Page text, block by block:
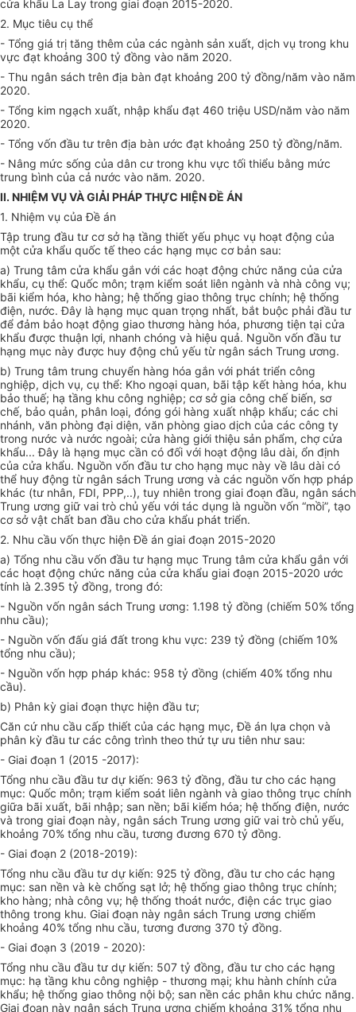
cửa khẩu La Lay trong giai đoạn 2015-2020.
2. Mục tiêu cụ thể
- Tổng giá trị tăng thêm của các ngành sản xuất, dịch vụ trong khu
vực đạt khoảng 300 tỷ đồng vào năm 2020.
- Thu ngân sách trên địa bàn đạt khoảng 200 tỷ đồng/năm vào năm
2020.
- Tổng kim ngạch xuất, nhập khẩu đạt 460 triệu USD/năm vào năm
2020.
- Tổng vốn đầu tư trên địa bàn ước đạt khoảng 250 tỷ đồng/năm.
- Nâng mức sống của dân cư trong khu vực tối thiểu bằng mức
trung bình của cả nước vào năm. 2020.
II. NHIỆM VỤ VÀ GIẢI PHÁP THỰC HIỆN ĐỀ ÁN
1. Nhiệm vụ củaĐề án
Tập trung đầu tư cơ sở hạ tầng thiết yếu phục vụ hoạt động của
một cửa khẩu quốc tế theo các hạng mục cơ bản sau:
a) Trung tâm cửa khẩu gắn với các hoạt động chức năng của cửa
khẩu, cụ thể: Quốc môn; trạm kiểm soát liên ngành và nhà công vụ;
bãi kiểm hóa, kho hàng; hệ thống giao thông trục chính; hệ thống
điện, nước. Đây là hạng mục quan trọng nhất, bắt buộc phải đầu tư
để đảm bảo hoạt động giao thương hàng hóa, phương tiện tại cửa
khẩu được thuận lợi, nhanh chóng và hiệu quả. Nguồn vốn đầu tư
hạng mục này được huy động chủ yếu từ ngân sách Trung ương.
b) Trung tâm trung chuyển hàng hóa gắn với phát triển công
nghiệp, dịch vụ, cụ thể: Kho ngoại quan, bãi tập kết hàng hóa, khu
bảo thuế; hạ tầng khu công nghiệp; cơ sởgia công chế biến, sơ
chế, bảo quản, phân loại, đóng gói hàng xuất nhập khẩu; các chi
nhánh, văn phòng đại diện, văn phòng giao dịch của các công ty
trong nước và nước ngoài; cửa hàng giới thiệu sản phẩm, chợ cửa
khẩu... Đây là hạng mục cần có đối với hoạt động lâu dài, ổn định
của cửa khẩu. Nguồn vốn đầu tư cho hạng mục này về lâu dài có
thể huy động từ ngân sách Trung ương và các nguồn vốn hợp pháp
khác (tư nhân, FDI, PPP,..), tuy nhiên trong giai đoạn đầu, ngân sách
Trung ương giữ vai trò chủ yếu với tác dụng là nguồn vốn “mồi”, tạo
cơ sở vật chất ban đầu cho cửa khẩu phát triển.
2. Nhu cầu vốn thực hiện Đề án giai đoạn 2015-2020
a) Tổng nhu cầu vốn đầu tư hạng mục Trung tâm cửa khẩu gắn với
các hoạt động chức năng của cửa khẩu giai đoạn 2015-2020 ước
tính là 2.395 tỷ đồng, trong đó:
- Nguồn vốn ngân sách Trung ương: 1.198 tỷ đồng (chiếm 50% tổng
nhu cầu);
- Nguồn vốn đấu giá đất trong khu vực: 239 tỷ đồng (chiếm 10%
tổng nhu cầu);
- Nguồn vốn hợp pháp khác: 958 tỷ đồng (chiếm 40% tổng nhu
cầu).
b) Phân kỳ giai đoạn thực hiện đầu tư;
Căn cứ nhu cầu cấp thiết của các hạng mục, Đề án lựa chọn và
phân kỳ đầu tư các công trình theo thứ tự ưu tiên như sau:
- Giai đoạn 1 (2015 -2017):
Tổng nhu cầu đầu tư dự kiến: 963 tỷ đồng, đầu tư cho các hạng
mục: Quốc môn; trạm kiểm soát liên ngành và giao thông trục chính
giữa bãi xuất, bãi nhập; san nền; bãi kiểm hóa; hệ thống điện, nước
và trong giai đoạn này, ngân sách Trung ương giữ vai trò chủ yếu,
khoảng 70% tổng nhu cầu, tương đương 670 tỷ đồng.
- Giai đoạn 2 (2018-2019):
Tổng nhu cầu đầu tư dự kiến: 925 tỷ đồng, đầu tư cho các hạng
mục: san nền và kè chống sạt lở; hệ thống giao thông trục chính;
kho hàng; nhà công vụ; hệ thống thoát nước, điện các trục giao
thông trong khu. Giai đoạn này ngân sách Trung ương chiếm
khoảng 40% tổng nhu cầu, tương đương 370 tỷ đồng.
- Giai đoạn 3 (2019 - 2020):
Tổng nhu cầu đầu tư dự kiến: 507 tỷ đồng, đầu tư cho các hạng
mục: hạ tầng khu công nghiệp - thương mại; khu hành chính cửa
khẩu; hệ thống giao thông nội bộ; san nền các phân khu chức năng.
Giai đoạn này ngân sách Trung ương chiếm khoảng 31% tổng nhu